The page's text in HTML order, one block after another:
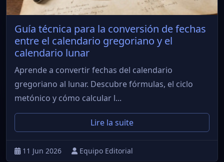
Guía técnica para la conversión de fechas
entre el calendario gregoriano y el
calendario lunar
Aprende a convertir fechas del calendario
gregoriano al lunar. Descubre fórmulas, el ciclo
metónico y cómo calcular l...
Lire la suite
11 Jun 2026 Equipo Editorial